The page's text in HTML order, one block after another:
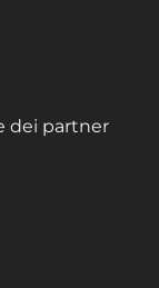
dei partner